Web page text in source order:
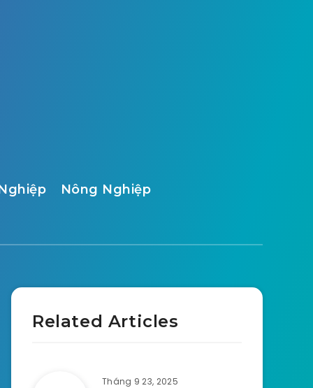
Nông Nghiệp
Related Articles
Tháng 9 23, 2025